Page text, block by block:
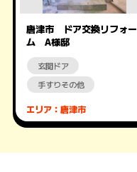
唐津市 ドア交換リフォー
ム A様邸
玄関ドア
手すりその他
エリア：唐津市